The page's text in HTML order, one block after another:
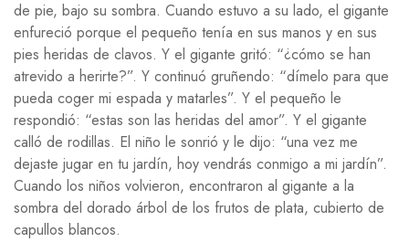
de pie, bajo su sombra. Cuando estuvo a su lado, el gigante
enfureció porque el pequeño tenía en sus manos y en sus
pies heridas de clavos. Y el gigante gritó: “¿cómo se han
atrevido a herirte?”. Y continuó gruñendo: “dímelo para que
pueda coger mi espada y matarles”. Y el pequeño le
respondió: “estas son las heridas del amor”. Y el gigante
calló de rodillas. El niño le sonrió y le dijo: “una vez me
dejaste jugar en tu jardín, hoy vendrás conmigo a mi jardín”.
Cuando los niños volvieron, encontraron al gigante a la
sombra del dorado árbol de los frutos de plata, cubierto de
capullos blancos.